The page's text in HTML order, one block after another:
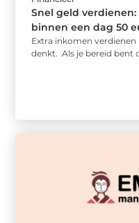
Snel geld
binnen een dag 50
Extra inkomen verdienen
denkt. Als je bereid bent